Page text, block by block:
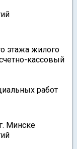
этажа жилого
кассовый
работ
Минске